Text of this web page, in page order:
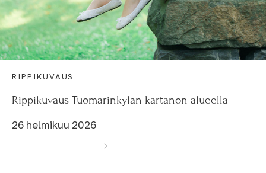
RIPPIKUVAUS
Rippikuvaus Tuomarinkylän kartanon alueella
26 helmikuu 2026